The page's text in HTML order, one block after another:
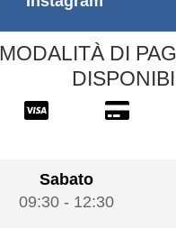
MODALITÀ DI
Sabato
09:30 - 12:30